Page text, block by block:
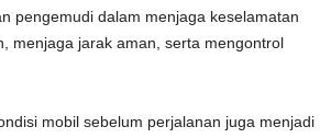
pengemudi dalam menjaga keselamatan
menjaga jarak aman, serta mengontrol
mobil sebelum perjalanan juga menjadi